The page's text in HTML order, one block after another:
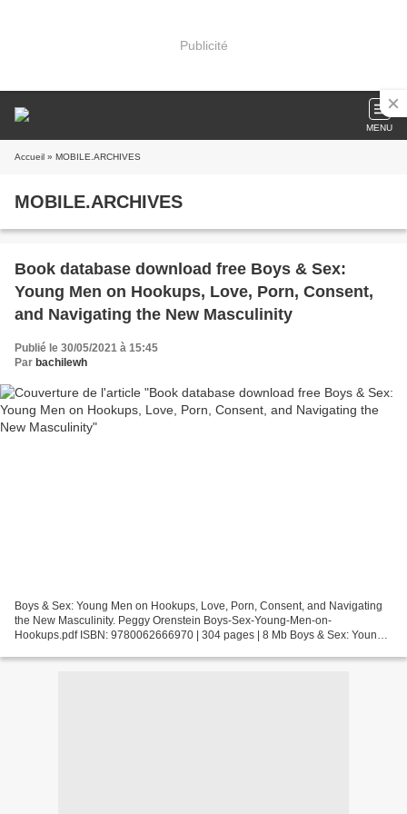
Publicité
MENU
Accueil » MOBILE.ARCHIVES
MOBILE.ARCHIVES
Book database download free Boys & Sex:
Young Men on Hookups, Love, Porn, Consent,
and Navigating the New Masculinity
Publié le 30/05/2021 à 15:45
Par bachilewh
Boys & Sex: Young Men on Hookups, Love, Porn, Consent, and Navigating
the New Masculinity. Peggy Orenstein Boys-Sex-Young-Men-on-
Hookups.pdf ISBN: 9780062666970 | 304 pages | 8 Mb Boys & Sex: Young